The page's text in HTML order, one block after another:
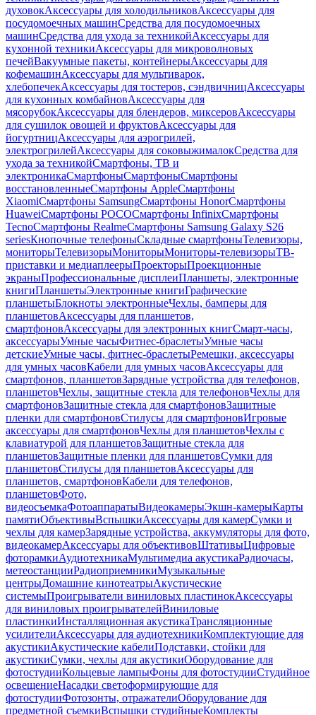
духовокАксессуары для холодильниковАксессуары для
посудомоечных машинСредства для посудомоечных
машинСредства для ухода за техникойАксессуары для
кухонной техникиАксессуары для микроволновых
печейВакуумные пакеты, контейнерыАксессуары для
кофемашинАксессуары для мультиварок,
хлебопечекАксессуары для тостеров, сэндвичницАксессуары
для кухонных комбайновАксессуары для
мясорубокАксессуары для блендеров, миксеровАксессуары
для сушилок овощей и фруктовАксессуары для
йогуртницАксессуары для аэрогрилей,
электрогрилейАксессуары для соковыжималокСредства для
ухода за техникойСмартфоны, ТВ и
электроникаСмартфоныСмартфоныСмартфоны
восстановленныеСмартфоны AppleСмартфоны
XiaomiСмартфоны SamsungСмартфоны HonorСмартфоны
HuaweiСмартфоны POCOСмартфоны InfinixСмартфоны
TecnoСмартфоны RealmeСмартфоны Samsung Galaxy S26
seriesКнопочные телефоныСкладные смартфоныТелевизоры,
мониторыТелевизорыМониторыМониторы-телевизорыТВ-
приставки и медиаплеерыПроекторыПроекционные
экраныПрофессиональные дисплеиПланшеты, электронные
книгиПланшетыЭлектронные книгиГрафические
планшетыБлокноты электронныеЧехлы, бамперы для
планшетовАксессуары для планшетов,
смартфоновАксессуары для электронных книгСмарт-часы,
аксессуарыУмные часыФитнес-браслетыУмные часы
детскиеУмные часы, фитнес-браслетыРемешки, аксессуары
для умных часовКабели для умных часовАксессуары для
смартфонов, планшетовЗарядные устройства для телефонов,
планшетовЧехлы, защитные стекла для телефоновЧехлы для
смартфоновЗащитные стекла для смартфоновЗащитные
пленки для смартфоновСтилусы для смартфоновИгровые
аксессуары для смартфоновЧехлы для планшетовЧехлы с
клавиатурой для планшетовЗащитные стекла для
планшетовЗащитные пленки для планшетовСумки для
планшетовСтилусы для планшетовАксессуары для
планшетов, смартфоновКабели для телефонов,
планшетовФото,
видеосъемкаФотоаппаратыВидеокамерыЭкшн-камерыКарты
памятиОбъективыВспышкиАксессуары для камерСумки и
чехлы для камерЗарядные устройства, аккумуляторы для фото,
видеокамерАксессуары для объективовШтативыЦифровые
фоторамкиАудиотехникаМультимедиа акустикаРадиочасы,
метеостанцииРадиоприемникиМузыкальные
центрыДомашние кинотеатрыАкустические
системыПроигрыватели виниловых пластинокАксессуары
для виниловых проигрывателейВиниловые
пластинкиИнсталляционная акустикаТрансляционные
усилителиАксессуары для аудиотехникиКомплектующие для
акустикиАкустические кабелиПодставки, стойки для
акустикиСумки, чехлы для акустикиОборудование для
фотостудииКольцевые лампыФоны для фотостудииСтудийное
освещениеНасадки светоформирующие для
фотостудииФотозонты, отражателиОборудование для
предметной съемкиВспышки студийныеКомплекты